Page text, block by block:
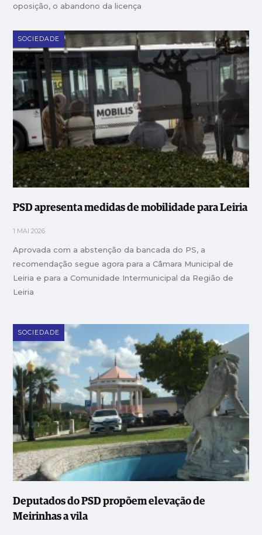
oposição, o abandono da licença
SOCIEDADE
PSD apresenta medidas de mobilidade para Leiria
1 MAI 2026
Aprovada com a abstenção da bancada do PS, a
recomendação segue agora para a Câmara Municipal de
Leiria e para a Comunidade Intermunicipal da Região de
Leiria
SOCIEDADE
Deputados do PSD propõem elevação de
Meirinhas a vila